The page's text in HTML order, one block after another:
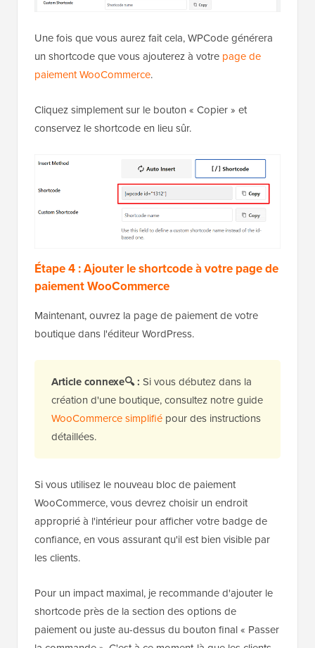
Une fois que vous aurez fait cela, WPCode générera
un shortcode que vous ajouterez à votre page de
paiement WooCommerce.
Cliquez simplement sur le bouton « Copier » et
conservez le shortcode en lieu sûr.
Étape 4 : Ajouter le shortcode à votre page de
paiement WooCommerce
Maintenant, ouvrez la page de paiement de votre
boutique dans l'éditeur WordPress.
Article connexe🔍 : Si vous débutez dans la
création d'une boutique, consultez notre guide
WooCommerce simplifié pour des instructions
détaillées.
Si vous utilisez le nouveau bloc de paiement
WooCommerce, vous devrez choisir un endroit
approprié à l'intérieur pour afficher votre badge de
confiance, en vous assurant qu'il est bien visible par
les clients.
Pour un impact maximal, je recommande d'ajouter le
shortcode près de la section des options de
paiement ou juste au-dessus du bouton final « Passer